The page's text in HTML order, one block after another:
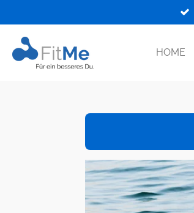
Hauptinhalt
springen
HOME